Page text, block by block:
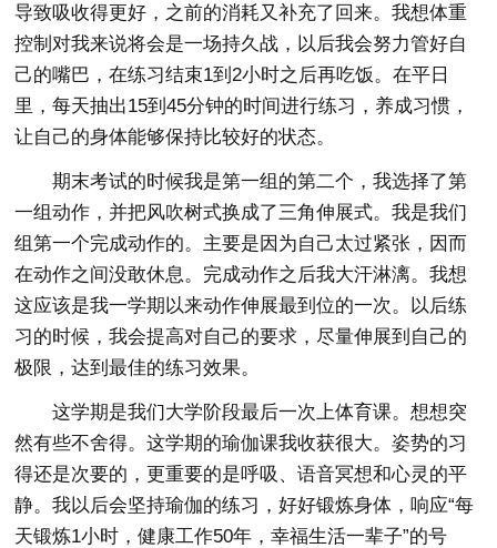
导致吸收得更好，之前的消耗又补充了回来。我想体重
控制对我来说将会是一场持久战，以后我会努力管好自
己的嘴巴，在练习结束1到2小时之后再吃饭。在平日
里，每天抽出15到45分钟的时间进行练习，养成习惯，
让自己的身体能够保持比较好的状态。
期末考试的时候我是第一组的第二个，我选择了第
一组动作，并把风吹树式换成了三角伸展式。我是我们
组第一个完成动作的。主要是因为自己太过紧张，因而
在动作之间没敢休息。完成动作之后我大汗淋漓。我想
这应该是我一学期以来动作伸展最到位的一次。以后练
习的时候，我会提高对自己的要求，尽量伸展到自己的
极限，达到最佳的练习效果。
这学期是我们大学阶段最后一次上体育课。想想突
然有些不舍得。这学期的瑜伽课我收获很大。姿势的习
得还是次要的，更重要的是呼吸、语音冥想和心灵的平
静。我以后会坚持瑜伽的练习，好好锻炼身体，响应“每
天锻炼1小时，健康工作50年，幸福生活一辈子”的号